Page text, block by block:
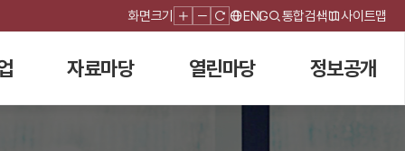
화면크기 ENG 통합검색 사이트맵
자료마당 열린마당 정보공개